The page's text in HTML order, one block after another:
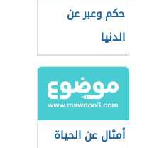
حكم وعبر عن
الدنيا
أمثال عن الحياة